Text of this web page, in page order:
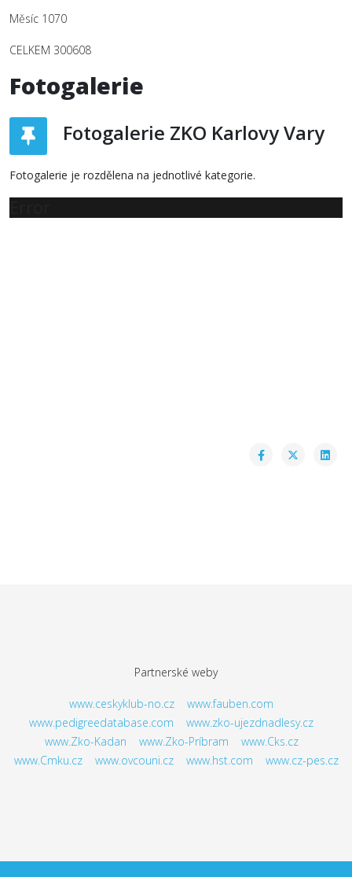
Měsíc 1070
CELKEM 300608
Fotogalerie
Fotogalerie ZKO Karlovy Vary
Fotogalerie je rozdělena na jednotlivé kategorie.
Partnerské weby
www.ceskyklub-no.cz
www.fauben.com
www.pedigreedatabase.com
www.zko-ujezdnadlesy.cz
www.Zko-Kadan
www.Zko-Príbram
www.Cks.cz
www.Cmku.cz
www.ovcouni.cz www.hst.com www.cz-pes.cz